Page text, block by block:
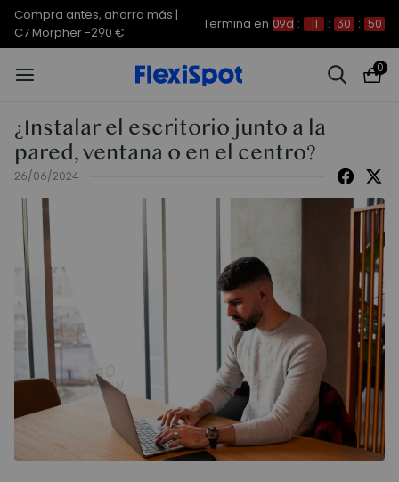
Compra antes, ahorra más |
C7 Morpher -290 €
Termina en 09d : 11 : 30 : 50
0
¿Instalar el escritorio junto a la
pared, ventana o en el centro?
26/06/2024